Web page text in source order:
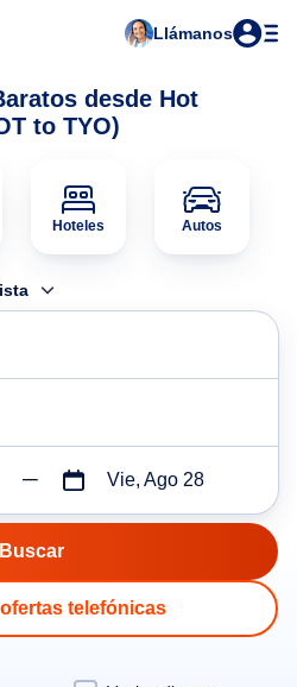
Llámanos
desde Hot
to TYO)
Hoteles Autos
Vie, Ago 28
telefónicas